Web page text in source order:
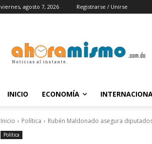
viernes, agosto 7, 2026 Registrarse / Unirse
INICIO ECONOMÍA
Inicio Política Rubén Maldonado asegura
Política